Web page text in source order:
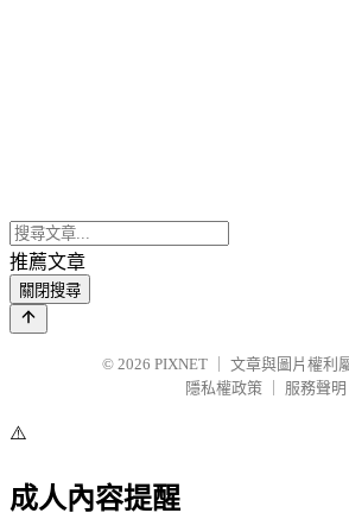
推薦文章
關閉搜尋
© 2026 PIXNET
文章與圖片權利
隱私權政策
服務聲明
⚠️
成人內容提醒